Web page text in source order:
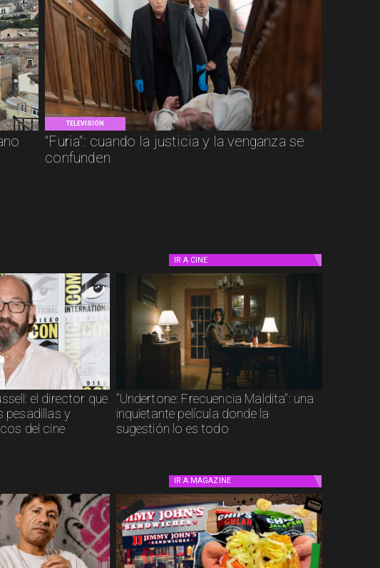
TELEVISIÓN
"Furia": cuando la justicia y la venganza se
confunden
IR A CINE
el director que
pesadillas y
del cine
"Undertone: Frecuencia Maldita": una
inquietante película donde la
sugestión lo es todo
IR A MAGAZINE